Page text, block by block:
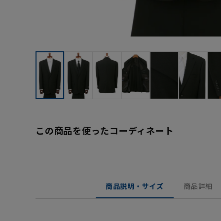
この商品を使ったコーディネート
商品説明・サイズ 商品詳細